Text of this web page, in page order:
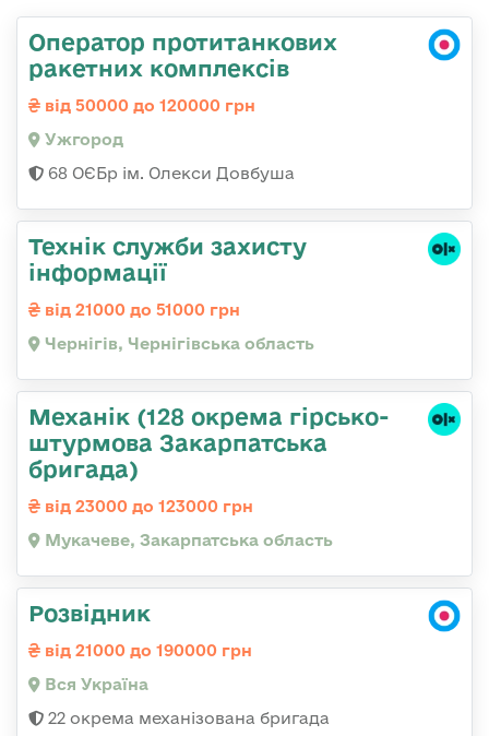
Оператор протитанкових
ракетних комплексів
від 50000 до 120000 грн
Ужгород
68 ОЄБр ім. Олекси Довбуша
Технік служби захисту
інформації
від 21000 до 51000 грн
Чернігів, Чернігівська область
Механік (128 окрема гірсько-
штурмова Закарпатська
бригада)
від 23000 до 123000 грн
Мукачеве, Закарпатська область
Розвідник
від 21000 до 190000 грн
Вся Україна
22 окрема механізована бригада